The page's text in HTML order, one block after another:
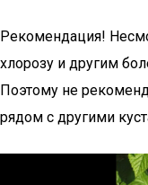
Рекомендация!
хлорозу и другим
Поэтому не
рядом с другими